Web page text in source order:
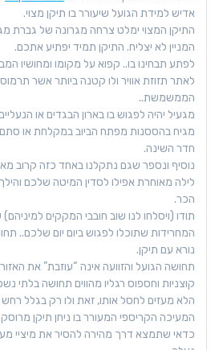
אדיש למידת הגועל שיעורר בו תיקן מצוי.
התיקן המצוי ימלט צרחה מגרונה של גברת
המניין לא יצליח. התיקן תמיד יפתיע אתכם.
לפתע תבחינו בו.. קפוא על מקומו ומחושיו
לאתר תזוזת אוויר ולו קטנה ביותר אשר תרמוס
הממשמשת..
מגעיל יהיה לפגוש בו בארון הבגדים או
מגיח בהססנות מפתח הביוב במקלחת או
חדר השינה.
נוסיף ונספר שגם נתקלנו באחד כזה קרוב
לילה מאוחרת אפילו לסדין המיטה שלכם
הכר.
תודו (ויסלחו לנו שוב חובבי המקקים
המחרידות שתוכלו לפגוש ביום יום שלכם..
נורא עם תיקן.
תחושה הגועל והזוועה אינה “עוזבת” את
קוצניות וחספוס רגליו מהווים תחושה בלתי
הלא מעזים לחסל אותו, זאת ולו רק בגלל
המעיכה הקריספי המעורר בו ניחן תיקן
כדאי שתמצא דרך מהירה להסיר את מיציי